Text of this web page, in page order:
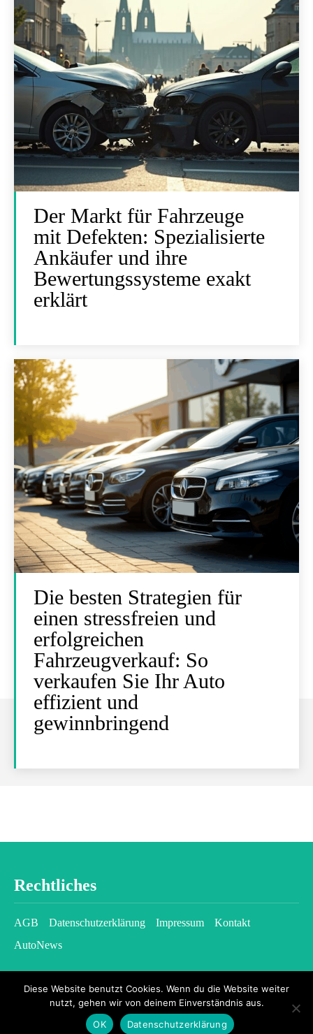
Der Markt für Fahrzeuge
mit Defekten: Spezialisierte
Ankäufer und ihre
Bewertungssysteme exakt
erklärt
Die besten Strategien für
einen stressfreien und
erfolgreichen
Fahrzeugverkauf: So
verkaufen Sie Ihr Auto
effizient und
gewinnbringend
Rechtliches
AGB Datenschutzerklärung Impressum
Kontakt
AutoNews
2026 © kfzgazette.com - All rights reserved.
Diese Website benutzt Cookies. Wenn du die Website weiter
nutzt, gehen wir von deinem Einverständnis aus.
OK
Datenschutzerklärung